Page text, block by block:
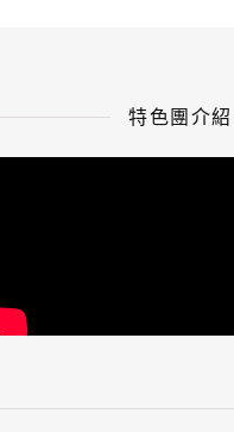
特色團介紹